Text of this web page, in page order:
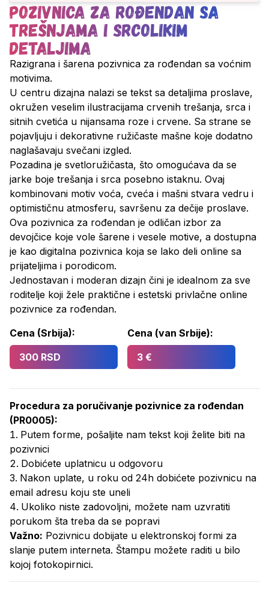
Pozivnica za rođendan sa
trešnjama i srcolikim
detaljima
Razigrana i šarena pozivnica za rođendan sa voćnim
motivima.
U centru dizajna nalazi se tekst sa detaljima proslave,
okružen veselim ilustracijama crvenih trešanja, srca i
sitnih cvetića u nijansama roze i crvene. Sa strane se
pojavljuju i dekorativne ružičaste mašne koje dodatno
naglašavaju svečani izgled.
Pozadina je svetloružičasta, što omogućava da se
jarke boje trešanja i srca posebno istaknu. Ovaj
kombinovani motiv voća, cveća i mašni stvara vedru i
optimističnu atmosferu, savršenu za dečije proslave.
Ova pozivnica za rođendan je odličan izbor za
devojčice koje vole šarene i vesele motive, a dostupna
je kao digitalna pozivnica koja se lako deli online sa
prijateljima i porodicom.
Jednostavan i moderan dizajn čini je idealnom za sve
roditelje koji žele praktične i estetski privlačne online
pozivnice za rođendan.
Cena (Srbija):
300 RSD
Cena (van Srbije):
3 €
Procedura za poručivanje pozivnice za rođendan
(PR0005):
Putem forme, pošaljite nam tekst koji želite biti na
pozivnici
Dobićete uplatnicu u odgovoru
Nakon uplate, u roku od 24h dobićete pozivnicu na
email adresu koju ste uneli
Ukoliko niste zadovoljni, možete nam uzvratiti
porukom šta treba da se popravi
Važno: Pozivnicu dobijate u elektronskoj formi za
slanje putem interneta. Štampu možete raditi u bilo
kojoj fotokopirnici.